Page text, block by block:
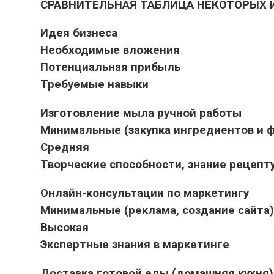
СРАВНИТЕЛЬНАЯ ТАБЛИЦА НЕКОТОРЫХ
Идея бизнеса
Необходимые вложения
Потенциальная прибыль
Требуемые навыки
Изготовление мыла ручной работы
Минимальные (закупка ингредиентов и
Средняя
Творческие способности, знание
Онлайн-консультации по маркетингу
Минимальные (реклама, создание сайта)
Высокая
Экспертные знания в маркетинге